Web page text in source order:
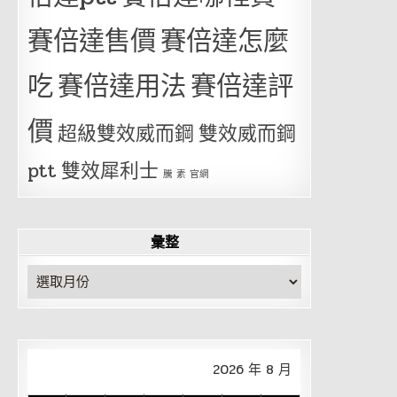
賽倍達售價賽倍達怎麼
吃賽倍達用法賽倍達評
價超級雙效威而鋼 雙效威而鋼
ptt 雙效犀利士 騰 素 官網
彙整
彙
整
2026 年 8 月